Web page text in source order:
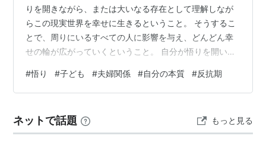
りを開きながら、または大いなる存在として理解しなが
らこの現実世界を幸せに生きるということ。 そうするこ
とで、周りにいるすべての人に影響を与え、どんどん幸
せの輪が広がっていくということ。 自分が悟りを開いた
友達へ、その友達からお友達へとどんどん幸せが広がり
ます。 また自分から旦那さんへ、旦那さんから職場の方
ん幸せの輪が広がります。 このブログを発見し見てくだ
さった方が気づきを得て、悟りとはこういうものかと体
#悟り #子ども #夫婦関係 #自分の本質 #反抗期
ネットで話題 もっと見る